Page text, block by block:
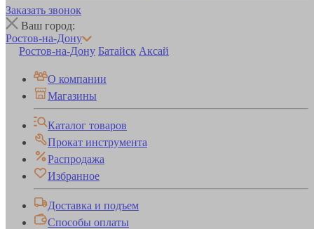
Заказать звонок
Ваш город:
Ростов-на-Дону
Ростов-на-Дону Батайск Аксай
О компании
Магазины
Каталог товаров
Прокат инструмента
Распродажа
Избранное
Доставка и подъем
Способы оплаты